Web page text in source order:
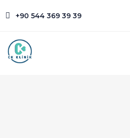
+90 544 369 39 39